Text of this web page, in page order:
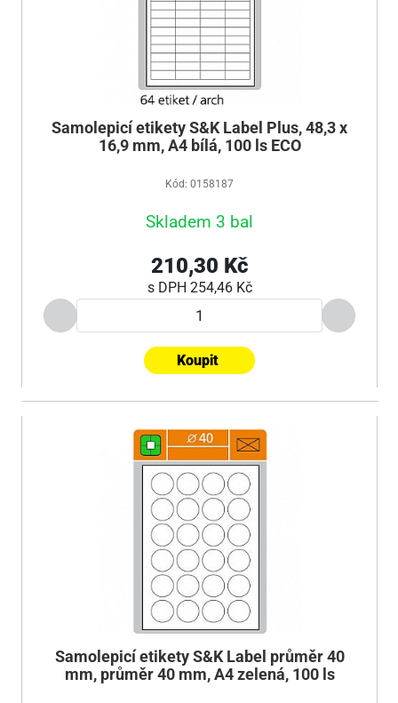
Samolepicí etikety S&K Label Plus, 48,3 x
16,9 mm, A4 bílá, 100 ls ECO
Kód: 0158187
Skladem 3 bal
210,30 Kč
s DPH 254,46 Kč
Koupit
Samolepicí etikety S&K Label průměr 40
mm, průměr 40 mm, A4 zelená, 100 ls